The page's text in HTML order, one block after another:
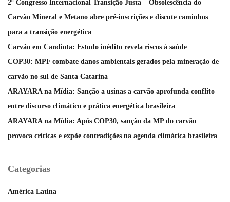
2º Congresso Internacional Transição Justa – Obsolescência do
Carvão Mineral e Metano abre pré-inscrições e discute caminhos
para a transição energética
Carvão em Candiota: Estudo inédito revela riscos à saúde
COP30: MPF combate danos ambientais gerados pela mineração de
carvão no sul de Santa Catarina
ARAYARA na Mídia: Sanção a usinas a carvão aprofunda conflito
entre discurso climático e prática energética brasileira
ARAYARA na Mídia: Após COP30, sanção da MP do carvão
provoca críticas e expõe contradições na agenda climática brasileira
Categorias
América Latina